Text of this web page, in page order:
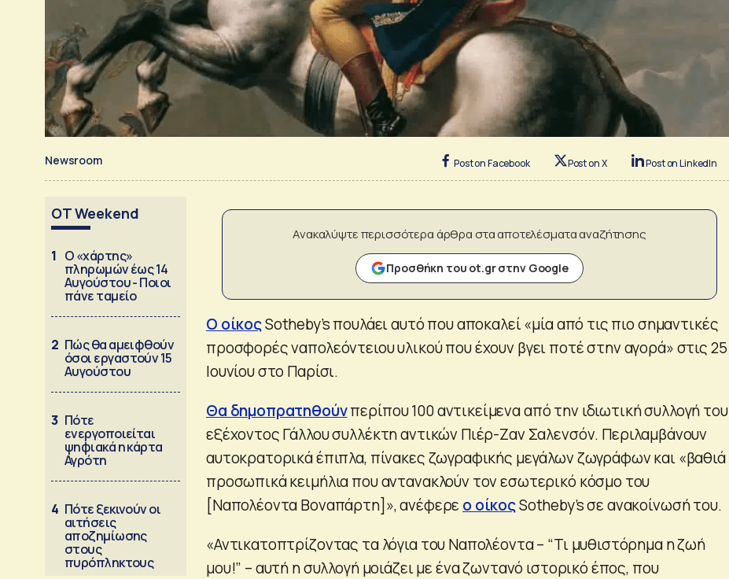
Newsroom Post on Facebook Post on X Post on LinkedIn
OT Weekend
1 Ο «χάρτης»
πληρωμών έως 14
Αυγούστου - Ποιοι
πάνε ταμείο
2 Πώς θα αμειφθούν
όσοι εργαστούν 15
Αυγούστου
3 Πότε
ενεργοποιείται
ψηφιακά η κάρτα
Αγρότη
4 Πότε ξεκινούν οι
αιτήσεις
αποζημίωσης
στους
πυρόπληκτους
Ανακαλύψτε περισσότερα άρθρα στα αποτελέσματα αναζήτησης
Προσθήκη του ot.gr στην Google
Ο οίκοςSotheby’s πουλάει αυτό που αποκαλεί «μία από τις πιο σημαντικές
προσφορές ναπολεόντειου υλικού που έχουν βγει ποτέ στην αγορά» στις 25
Ιουνίου στο Παρίσι.
Θα δημοπρατηθούνπερίπου 100 αντικείμενα από την ιδιωτική συλλογή του
εξέχοντος Γάλλου συλλέκτη αντικών Πιέρ-Ζαν Σαλενσόν. Περιλαμβάνουν
αυτοκρατορικά έπιπλα, πίνακες ζωγραφικής μεγάλων ζωγράφων και «βαθιά
προσωπικά κειμήλια που αντανακλούν τον εσωτερικό κόσμο του
[Ναπολέοντα Βοναπάρτη]», ανέφερε ο οίκοςSotheby’s σε ανακοίνωσή του.
«Αντικατοπτρίζοντας τα λόγια του Ναπολέοντα – “Τι μυθιστόρημα η ζωή
μου!” – αυτή η συλλογή μοιάζει με ένα ζωντανό ιστορικό έπος, που